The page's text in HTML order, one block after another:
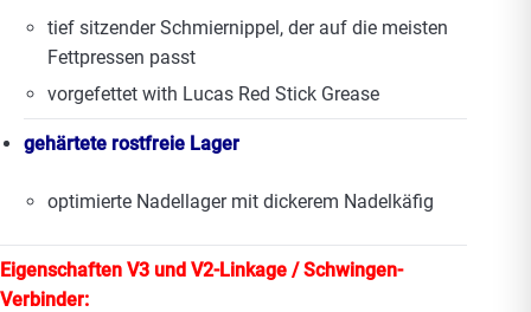
tief sitzender Schmiernippel, der auf die meisten
Fettpressen passt
vorgefettet with Lucas Red Stick Grease
gehärtete rostfreie Lager
optimierte Nadellager mit dickerem Nadelkäfig
Eigenschaften V3 und V2-Linkage / Schwingen-
Verbinder: